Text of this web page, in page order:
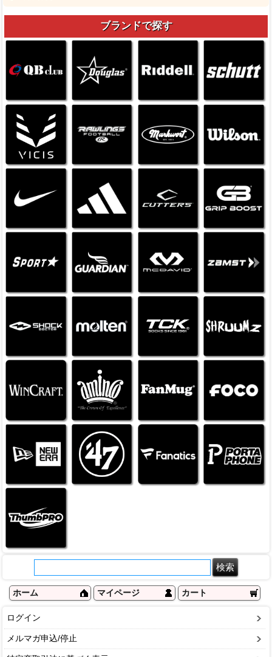
ブランドで探す
ホーム マイページ カート
ログイン
メルマガ申込/停止